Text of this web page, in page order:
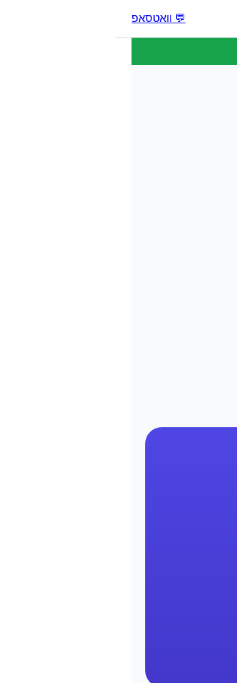
💬 וואטסאפ